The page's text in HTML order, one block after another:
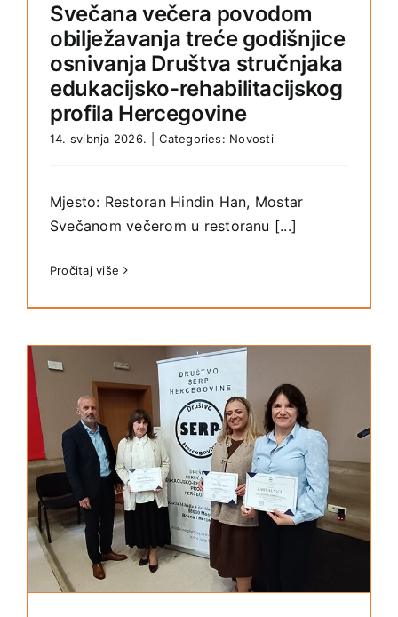
Svečana večera povodom
obilježavanja treće godišnjice
osnivanja Društva stručnjaka
edukacijsko-rehabilitacijskog
profila Hercegovine
14. svibnja 2026. Categories: Novosti
Mjesto: Restoran Hindin Han, Mostar
Svečanom večerom u restoranu [...]
Pročitaj više